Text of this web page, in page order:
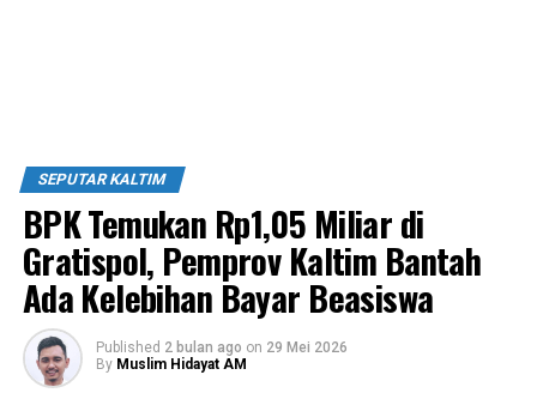
SEPUTAR KALTIM
BPK Temukan Rp1,05 Miliar di
Gratispol, Pemprov Kaltim Bantah
Ada Kelebihan Bayar Beasiswa
Published 2 bulan ago on 29 Mei 2026
By Muslim Hidayat AM